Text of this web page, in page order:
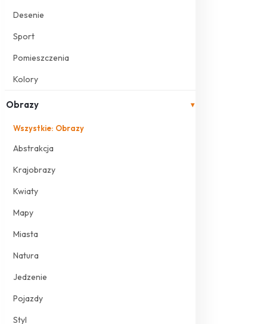
Desenie
Sport
Pomieszczenia
Kolory
Obrazy ▾
Wszystkie: Obrazy
Abstrakcja
Krajobrazy
Kwiaty
Mapy
Miasta
Natura
Jedzenie
Pojazdy
Styl